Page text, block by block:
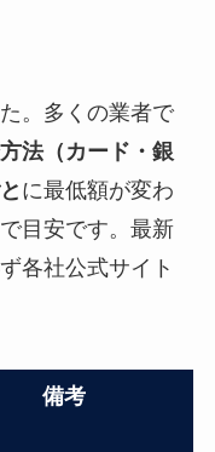
。多くの業者で
法（カード・銀
に最低額が変わ
目安です。最新
各社公式サイト
備考